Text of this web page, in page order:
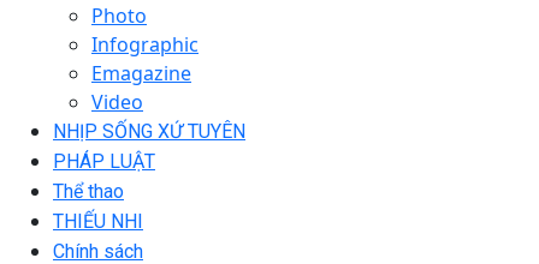
Photo
Infographic
Emagazine
Video
NHỊP SỐNG XỨ TUYÊN
PHÁP LUẬT
Thể thao
THIẾU NHI
Chính sách